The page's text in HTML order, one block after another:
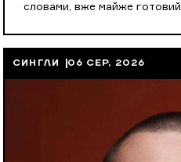
словами, вже майже готовий.
СИНГЛИ 06 СЕР, 2026